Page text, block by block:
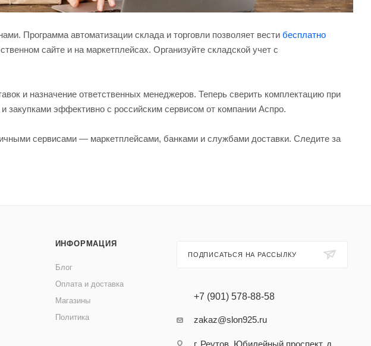
Программа автоматизации склада и торговли позволяет вести бесплатно
сайте и на маркетплейсах. Организуйте складской учет с
и назначение ответственных менеджеров. Теперь сверить комплектацию при
закупками эффективно с российским сервисом от компании Аспро.
сервисами — маркетплейсами, банками и службами доставки. Следите за
ИНФОРМАЦИЯ
Блог
Оплата и доставка
Магазины
Политика
ПОДПИСАТЬСЯ НА РАССЫЛКУ
+7 (901) 578-88-58
zakaz@slon925.ru